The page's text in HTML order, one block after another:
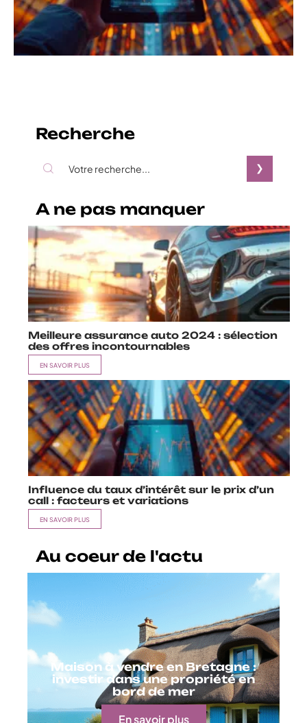
Recherche
A ne pas manquer
Meilleure assurance auto 2024 : sélection
des offres incontournables
EN SAVOIR PLUS
Influence du taux d’intérêt sur le prix d’un
call : facteurs et variations
EN SAVOIR PLUS
Au coeur de l'actu
Maison à vendre en Bretagne :
investir dans une propriété en
bord de mer
En savoir plus